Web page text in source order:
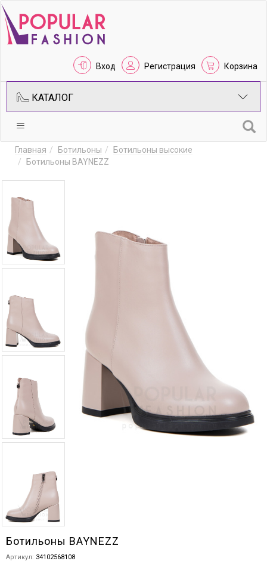
Вход Регистрация Корзина
КАТАЛОГ
Главная Ботильоны
Ботильоны высокие
Ботильоны BAYNEZZ
Ботильоны BAYNEZZ
Артикул: 34102568108